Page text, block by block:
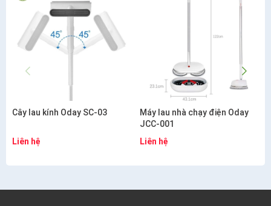
Cây lau kính Oday SC-03
Liên hệ
Máy lau nhà chạy điện Oday
JCC-001
Liên hệ